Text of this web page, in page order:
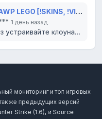
➥ [CS2AGE.RU] AWP LEGO [!SKINS, !VIP, !LVL]
1 день назад
В следующий раз устраивайте клоунаду в цирке, там вам и место. Всего доброго...
мониторинг и топ игровых
предыдущих версий
Strike (1.6), и Source